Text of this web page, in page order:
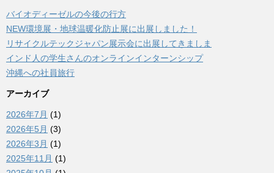
バイオディーゼルの今後の行方
NEW環境展・地球温暖化防止展に出展しました！
リサイクルテックジャパン展示会に出展してきましま
インド人の学生さんのオンラインインターンシップ
沖縄への社員旅行
アーカイブ
2026年7月 (1)
2026年5月 (3)
2026年3月 (1)
2025年11月 (1)